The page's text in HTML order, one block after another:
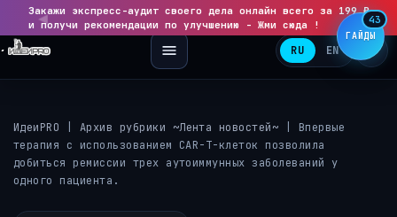
◀
Закажи экспресс-аудит своего дела онлайн всего за 199 ₽
и получи рекомендации по улучшению - Жми сюда !
▶
RU EN
ИдеиPRO Архив рубрики ~Лента новостей~
Впервые
терапия с использованием CAR-T-клеток позволила
добиться ремиссии трех аутоиммунных заболеваний у
одного пациента.
ГАЙДЫ
43